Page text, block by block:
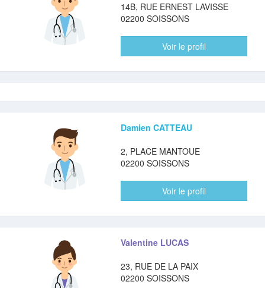
14B, RUE ERNEST LAVISSE
02200 SOISSONS
Voir le profil
Damien CATTEAU
2, PLACE MANTOUE
02200 SOISSONS
Voir le profil
Valentine LUCAS
23, RUE DE LA PAIX
02200 SOISSONS